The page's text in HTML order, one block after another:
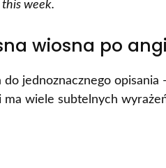
week.
wiosna po
jednoznacznego
ma wiele subtelnych